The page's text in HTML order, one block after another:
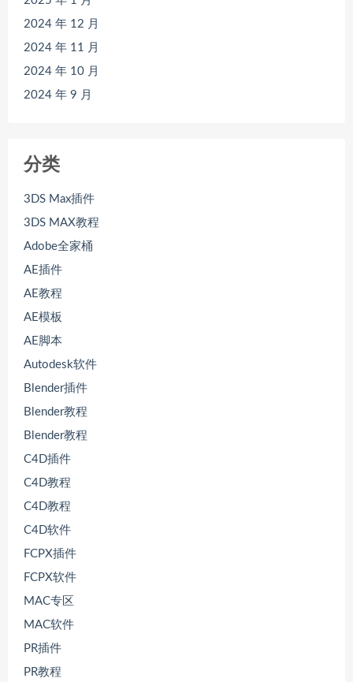
2024 年 12 月
2024 年 11 月
2024 年 10 月
2024 年 9 月
分类
3DS Max插件
3DS MAX教程
Adobe全家桶
AE插件
AE教程
AE模板
AE脚本
Autodesk软件
Blender插件
Blender教程
Blender教程
C4D插件
C4D教程
C4D教程
C4D软件
FCPX插件
FCPX软件
MAC专区
MAC软件
PR插件
PR教程